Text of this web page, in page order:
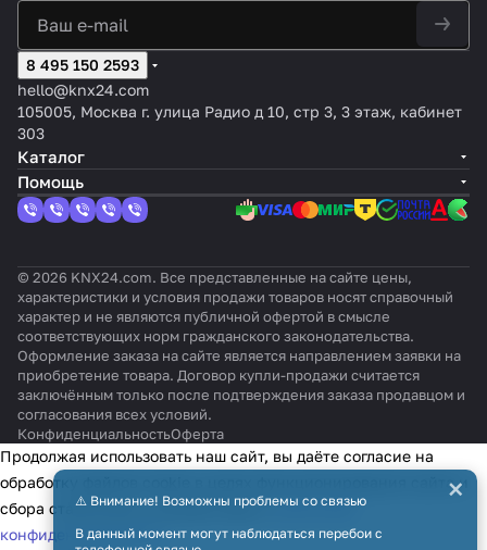
8 495 150 2593
hello@knx24.com
105005, Москва г. улица Радио д 10, стр 3, 3 этаж, кабинет
303
Каталог
Помощь
© 2026 KNX24.com. Все представленные на сайте цены,
характеристики и условия продажи товаров носят справочный
характер и не являются публичной офертой в смысле
соответствующих норм гражданского законодательства.
Оформление заказа на сайте является направлением заявки на
приобретение товара. Договор купли-продажи считается
заключённым только после подтверждения заказа продавцом и
согласования всех условий.
КонфиденциальностьОферта
⚠️ Внимание! Возможны проблемы со связью
В данный момент могут наблюдаться перебои с
×
Продолжая использовать наш сайт, вы даёте согласие на
обработку файлов cookie в целях функционирования сайта и
сбора статистики в соответствии сполитикой
конфиденциальности